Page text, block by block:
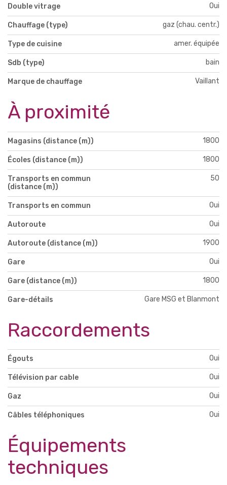
Double vitrage Oui
Chauffage (type) gaz (chau. centr.)
Type de cuisine amer. équipée
Sdb (type) bain
Marque de chauffage Vaillant
À proximité
Magasins (distance (m)) 1800
Écoles (distance (m)) 1800
Transports en commun
(distance (m))
50
Transports en commun Oui
Autoroute Oui
Autoroute (distance (m)) 1900
Gare Oui
Gare (distance (m)) 1800
Gare-détails Gare MSG et Blanmont
Raccordements
Égouts Oui
Télévision par cable Oui
Gaz Oui
Câbles téléphoniques Oui
Équipements
techniques